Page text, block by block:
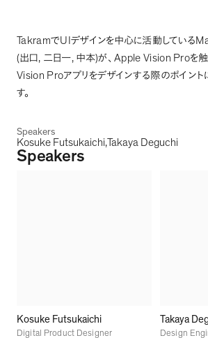
TakramでUI デザインを中心に活動している
(出口 , 二日一, 中本)が 、 Apple Vision Proを
Vision Proアプリをデザインする際のポイント
す。
Speakers
Kosuke Futsukaichi Takaya Deguchi
Speakers
Kosuke Futsukaichi
Digital Product Designer
Takaya
Design